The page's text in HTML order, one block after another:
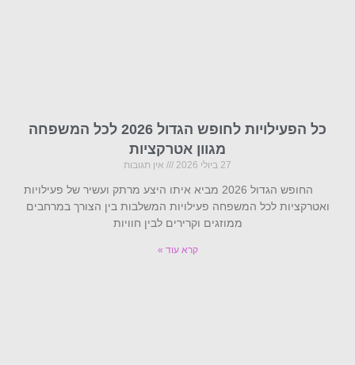
כל הפעילויות לחופש הגדול 2026 לכל המשפחה
מגוון אטרקציות
27 ביולי 2026 אין תגובות
החופש הגדול 2026 מביא איתו היצע מרתק ועשיר של פעילויות
ואטרקציות לכל המשפחה פעילויות המשלבות בין הצורך במרחבים
ממוזגים וקרירים לבין חוויות
קרא עוד »